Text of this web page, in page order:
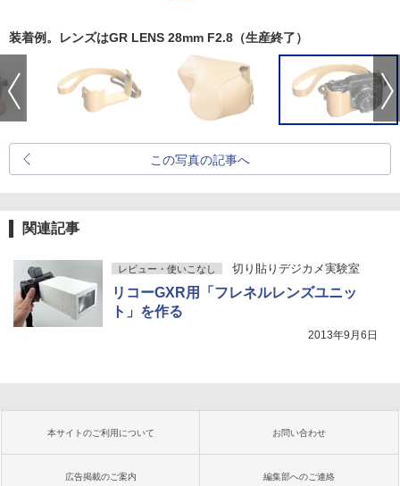
装着例。レンズはGR LENS 28mm F2.8（生産終了）
この写真の記事へ
関連記事
レビュー・使いこなし 切り貼りデジカメ実験室
リコーGXR用「フレネルレンズユニッ
ト」を作る
2013年9月6日
本サイトのご利用について お問い合わせ
広告掲載のご案内 編集部へのご連絡